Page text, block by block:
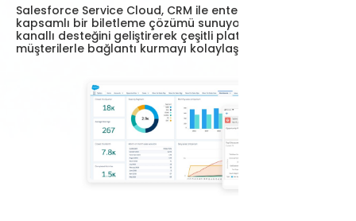
Salesforce Service Cloud, CRM ile entegre edilmiş
kapsamlı bir biletleme çözümü sunuyor. Yeni sürüm, çok
kanallı desteğini geliştirerek çeşitli platformlarda
müşterilerle bağlantı kurmayı kolaylaştırıyor.